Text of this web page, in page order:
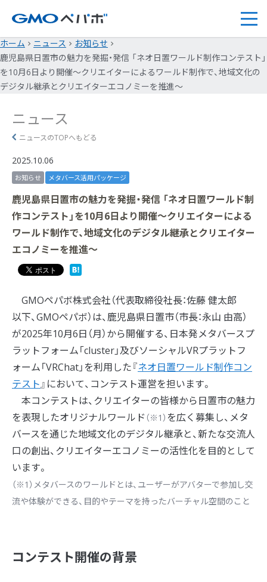
ホーム ニュース
お知らせ
鹿児島県日置市の魅力を発掘・発信 「ネオ日置ワールド制作コンテスト」
を10月6日より開催～クリエイターによるワールド制作で、地域文化の
デジタル継承とクリエイターエコノミーを推進～
ニュース
ニュースのTOPへもどる
2025.10.06
お知らせ メタバース活用パッケージ
鹿児島県日置市の魅力を発掘・発信 「ネオ日置ワールド制
作コンテスト」を10月6日より開催～クリエイターによる
ワールド制作で、地域文化のデジタル継承とクリエイター
エコノミーを推進～
GMOペパボ株式会社（代表取締役社長：佐藤 健太郎
以下、GMOペパボ）は、鹿児島県日置市（市長：永山 由高）
が2025年10月6日（月）から開催する、日本発メタバースプ
ラットフォーム「cluster」及びソーシャルVRプラットフ
ォーム「VRChat」を利用した『ネオ日置ワールド制作コン
テスト』において、コンテスト運営を担います。
本コンテストは、クリエイターの皆様から日置市の魅力
を表現したオリジナルワールド （※1） を広く募集し、メタ
バースを通じた地域文化のデジタル継承と、新たな交流人
口の創出、クリエイターエコノミーの活性化を目的として
います。
（※1）メタバースのワールドとは、ユーザーがアバターで参加し交
流や体験ができる、目的やテーマを持ったバーチャル空間のこと
コンテスト開催の背景